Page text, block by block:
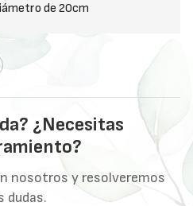
de 20cm
¿Necesitas
nosotros y resolveremos
dudas.